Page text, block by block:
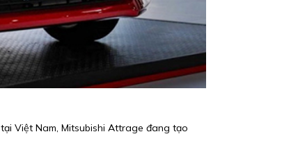
Việt Nam, Mitsubishi Attrage đang tạo